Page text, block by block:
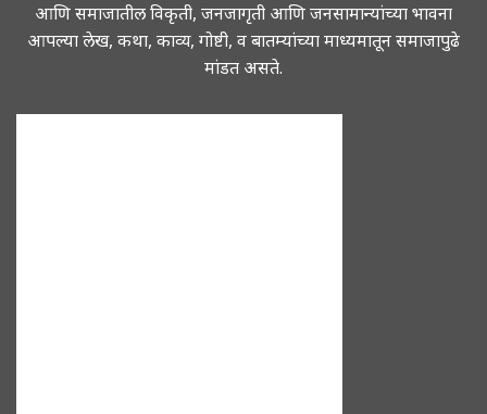
आणि समाजातील विकृती, जनजागृती आणि जनसामान्यांच्या भावना
आपल्या लेख, कथा, काव्य, गोष्टी, व बातम्यांच्या माध्यमातून समाजापुढे
मांडत असते.